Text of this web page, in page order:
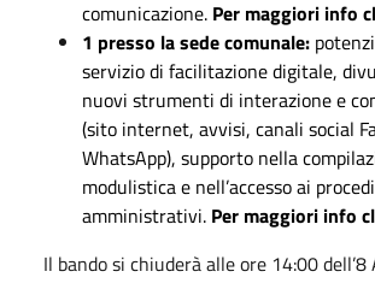
comunicazione. Per maggiori info
1 presso la sede comunale:
servizio di facilitazione digitale,
nuovi strumenti di interazione e
(sito internet, avvisi, canali social
WhatsApp), supporto nella
modulistica e nell’accesso ai
amministrativi. Per maggiori info
Il bando si chiuderà alle ore 14:00 dell’8